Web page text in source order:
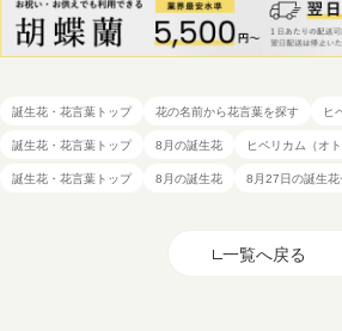
誕生花・花言葉トップ 花の名前から花言葉を探す ヒ
誕生花・花言葉トップ 8月の誕生花 ヒペリカム（オ
誕生花・花言葉トップ 8月の誕生花 8月27日の誕生花
一覧へ戻る